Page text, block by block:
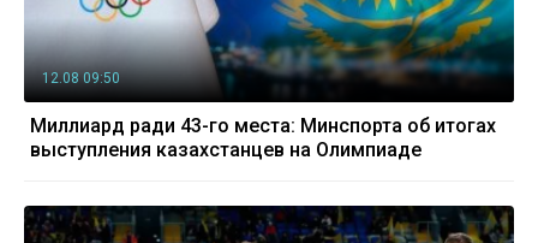
12.08 09:50
Миллиард ради 43-го места: Минспорта об итогах
выступления казахстанцев на Олимпиаде